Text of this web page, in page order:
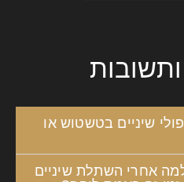
שיניים בטשטוש או
אחרי השתלת שיניים